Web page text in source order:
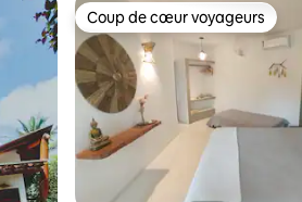
Coup de cœur voyageurs
Coup de cœur voyageurs